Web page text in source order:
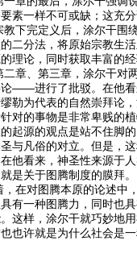
素一样不可或缺；这充
完定义后，涂尔干围绕
二分法，将原始宗教生
理论，同时获取丰富的
、第三章，涂尔干对两
论——进行了批驳。在他看
勒为代表的自然崇拜论
对的事物是非常卑贱的
起源的观点是站不住脚
与凡俗的对立。但是，
他看来，神圣性来源于
是关于图腾制度的膜拜。
对图腾本原的论述中，
有一种图腾力，同时也
这样，涂尔干就巧妙地
也许就是为什么社会是